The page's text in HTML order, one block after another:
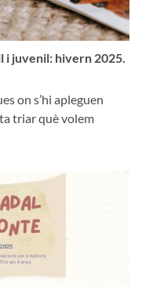
i juvenil: hivern 2025.
on s’hi apleguen
triar què volem